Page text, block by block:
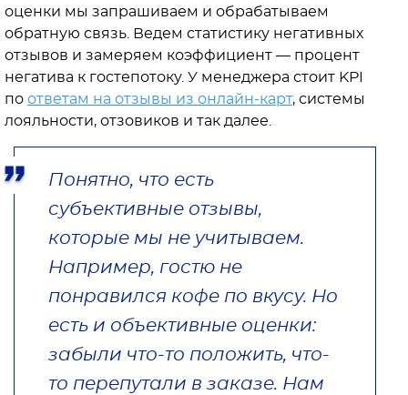
оценки мы запрашиваем и обрабатываем
обратную связь. Ведем статистику негативных
отзывов и замеряем коэффициент — процент
негатива к гостепотоку. У менеджера стоит KPI
по ответам на отзывы из онлайн-карт, системы
лояльности, отзовиков и так далее.
Понятно, что есть
субъективные отзывы,
которые мы не учитываем.
Например, гостю не
понравился кофе по вкусу. Но
есть и объективные оценки:
забыли что-то положить, что-
то перепутали в заказе. Нам